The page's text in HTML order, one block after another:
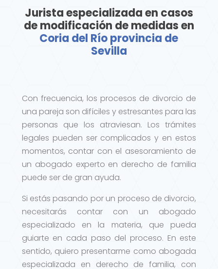
Jurista especializada en casos
de modificación de medidas en
Coria del Río provincia de
Sevilla
Con frecuencia, los procesos de divorcio de
una pareja son difíciles y estresantes para las
personas que los atraviesan. Los trámites
legales pueden ser complicados y en estos
momentos, contar con el asesoramiento de
un abogado experto en derecho de familia
puede ser de gran ayuda.
Si estás pasando por un proceso de divorcio,
necesitarás contar con un abogado
especializado en la materia, que pueda
guiarte en cada paso del proceso. En este
sentido, quiero presentarme como abogada
especializada en derecho de familia, con